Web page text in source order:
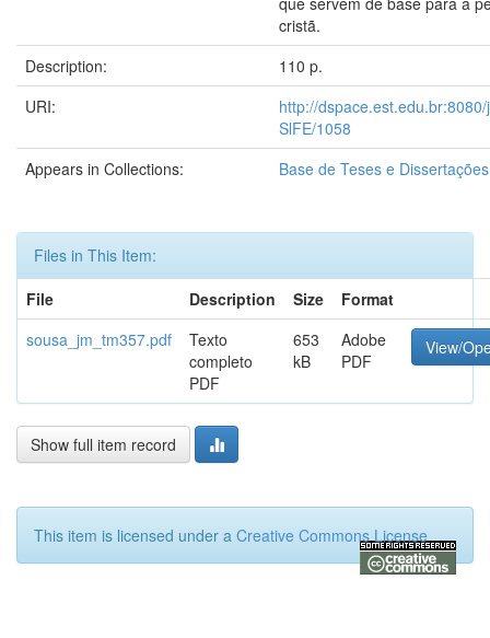
cristã.
Description:
110 p.
URI:
http://
SlFE/1058
Appears in Collections:
Base de Teses e
Files in This Item:
File
Description Size
Format
sousa_jm_tm357.pdf
Texto
completo
PDF
653
kB
Adobe
PDF
View/
Show full item record
This item is licensed under a Creative Commons License